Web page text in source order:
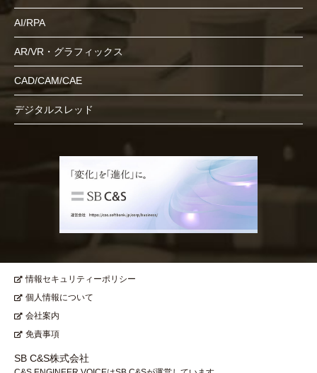
AI/RPA
AR/VR・グラフィックス
CAD/CAM/CAE
デジタルスレッド
情報セキュリティーポリシー
個人情報について
会社案内
免責事項
SB C&S株式会社